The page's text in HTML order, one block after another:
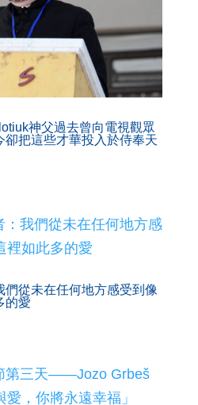
神父過去曾向電視觀眾
卻把這些才華投入於侍奉天
們從未在任何地方感受到像
的愛